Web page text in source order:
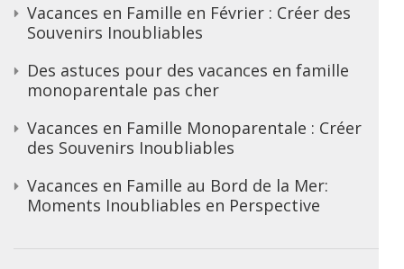
Vacances en Famille en Février : Créer des
Souvenirs Inoubliables
Des astuces pour des vacances en famille
monoparentale pas cher
Vacances en Famille Monoparentale : Créer
des Souvenirs Inoubliables
Vacances en Famille au Bord de la Mer:
Moments Inoubliables en Perspective